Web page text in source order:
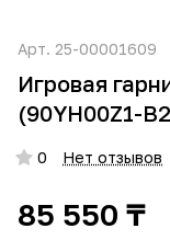
Арт. 25-00001609
Игровая
(90YH00Z1-
0 Нет отзывов
85 550 ₸